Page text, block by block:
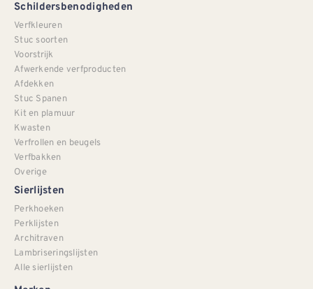
Schildersbenodigheden
Verfkleuren
Stuc soorten
Voorstrijk
Afwerkende verfproducten
Afdekken
Stuc Spanen
Kit en plamuur
Kwasten
Verfrollen en beugels
Verfbakken
Overige
Sierlijsten
Perkhoeken
Perklijsten
Architraven
Lambriseringslijsten
Alle sierlijsten